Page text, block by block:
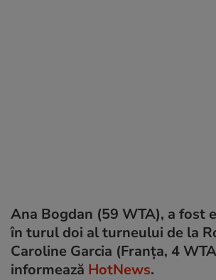
Ana Bogdan (59 WTA), a fost
în turul doi al turneului de la
Caroline Garcia (Franța, 4
informează HotNews.